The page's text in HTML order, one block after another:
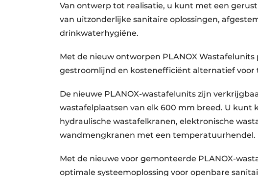
Vacatures
Van ontwerp tot realisatie, u kunt met een
van uitzonderlijke sanitaire oplossingen,
drinkwaterhygiëne.
Met de nieuw ontworpen PLANOX
gestroomlijnd en kostenefficiënt alternatief
De nieuwe PLANOX-wastafelunits zijn
wastafelplaatsen van elk 600 mm breed. U kunt
hydraulische wastafelkranen, elektronische
wandmengkranen met een temperatuurhendel.
Met de nieuwe voor gemonteerde PLANOX-
optimale systeemoplossing voor openbare